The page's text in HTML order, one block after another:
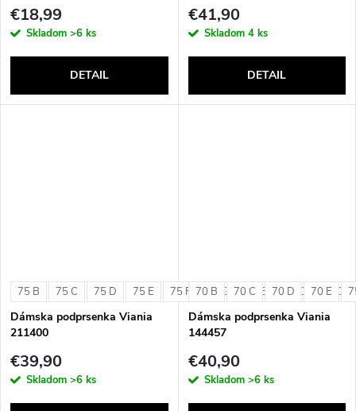
€18,99
Skladom >6 ks
DETAIL
€41,90
Skladom 4 ks
DETAIL
75 B 75 C 75 D 75 E 75 F 75 G 80 B 80 C 80 D
Dámska podprsenka Viania
211400
€39,90
Skladom >6 ks
70 B 70 C 70 D 70 E
Dámska podprsenka Viania
144457
€40,90
Skladom >6 ks